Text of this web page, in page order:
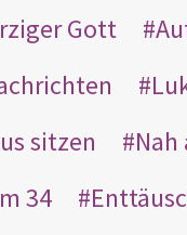
Gott
sitzen
Nah
34